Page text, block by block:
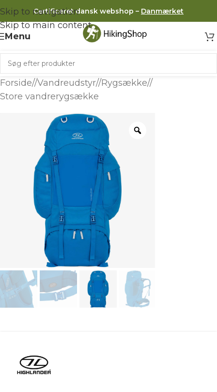
Skip to navigation
Skip to main content
Certificeret dansk webshop – Danmærket
Menu
Forside/ Vandreudstyr/ Rygsække/
Store vandrerygsække